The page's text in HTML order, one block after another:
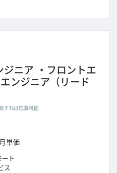
ジニア
フロントエ
ンジニア（リード
すれば応募可能
月単価
ート
ス